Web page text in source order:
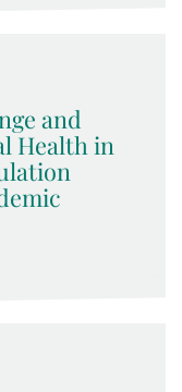
and
Health in